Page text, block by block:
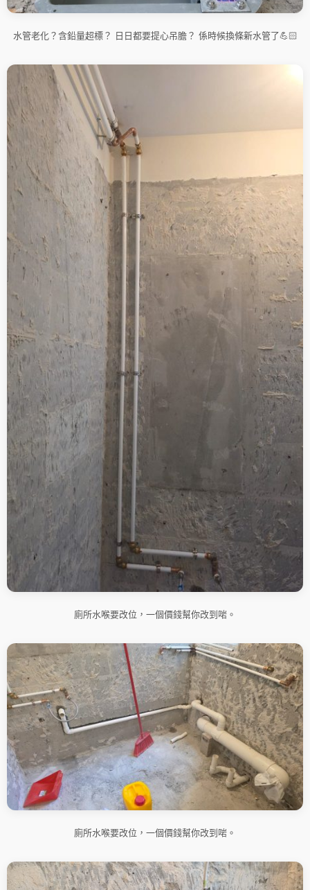
水管老化？含鉛量超標？ 日日都要提心吊膽？ 係時候換條新水管了💪🏻
廁所水喉要改位，一個價錢幫你改到啱。
廁所水喉要改位，一個價錢幫你改到啱。